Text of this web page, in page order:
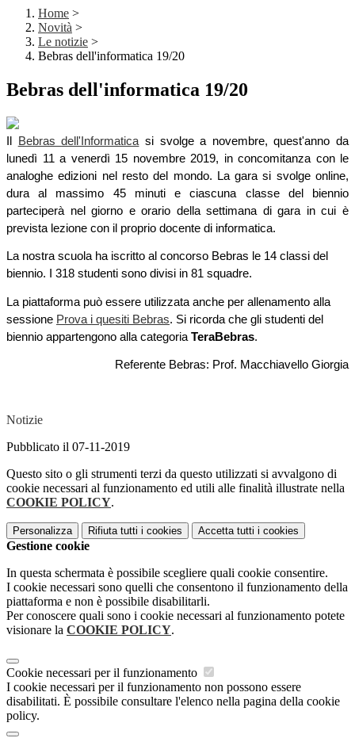
Home >
Novità >
Le notizie >
Bebras dell'informatica 19/20
Bebras dell'informatica 19/20
Bebrasdell'Informatica si svolge a novembre, quest'anno da
lunedì 11 a venerdì 15 novembre 2019, in concomitanza con le
analoghe edizioni nel resto del mondo. La gara si svolge online,
dura al massimo 45 minuti e ciascuna classe del biennio
parteciperà nel giorno e orario della settimana di gara in cui è
prevista lezione con il proprio docente di informatica.
La nostra scuola ha iscritto al concorso Bebras le 14 classi del
biennio. I 318 studenti sono divisi in 81 squadre.
La piattaforma può essere utilizzata anche per allenamento alla
sessione Prova i quesiti Bebras. Si ricorda che gli studenti del
biennio appartengono alla categoria TeraBebras.
Referente Bebras: Prof. Macchiavello Giorgia
Notizie
Pubblicato il 07-11-2019
Questo sito o gli strumenti terzi da questo utilizzati si avvalgono di
cookie necessari al funzionamento ed utili alle finalità illustrate nella
COOKIE POLICY.
Personalizza Rifiuta tutti i cookies Accetta tutti i cookies
Gestione cookie
In questa schermata è possibile scegliere quali cookie consentire.
I cookie necessari sono quelli che consentono il funzionamento della
piattaforma e non è possibile disabilitarli.
Per conoscere quali sono i cookie necessari al funzionamento potete
visionare la COOKIE POLICY.
Cookie necessari per il funzionamento
I cookie necessari per il funzionamento non possono essere
disabilitati. È possibile consultare l'elenco nella pagina della cookie
policy.